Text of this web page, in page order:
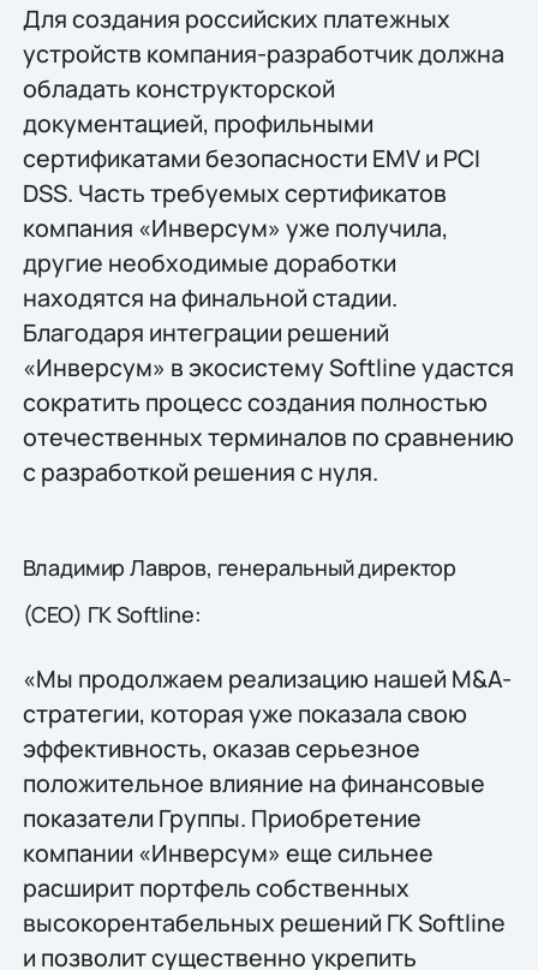
Для создания российских платежных
устройств компания-разработчик должна
обладать конструкторской
документацией, профильными
сертификатами безопасности EMV и PCI
DSS. Часть требуемых сертификатов
компания «Инверсум» уже получила,
другие необходимые доработки
находятся на финальной стадии.
Благодаря интеграции решений
«Инверсум» в экосистему Softline удастся
сократить процесс создания полностью
отечественных терминалов по сравнению
с разработкой решения с нуля.
Владимир Лавров, генеральный директор
(СЕО) ГК Softline:
«Мы продолжаем реализацию нашей M&A-
стратегии, которая уже показала свою
эффективность, оказав серьезное
положительное влияние на финансовые
показатели Группы. Приобретение
компании «Инверсум» еще сильнее
расширит портфель собственных
высокорентабельных решений ГК Softline
и позволит существенно укрепить